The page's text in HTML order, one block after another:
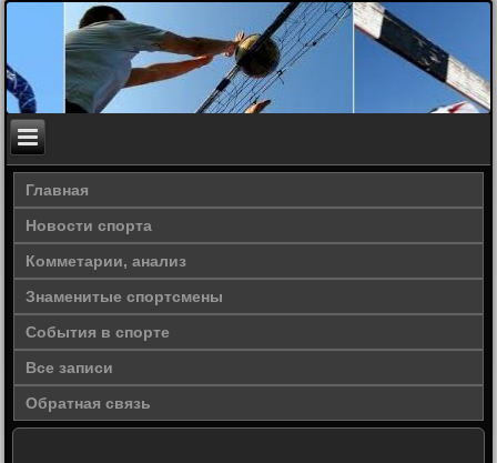
Главная
Новости спорта
Комметарии, анализ
Знаменитые спортсмены
События в спорте
Все записи
Обратная связь